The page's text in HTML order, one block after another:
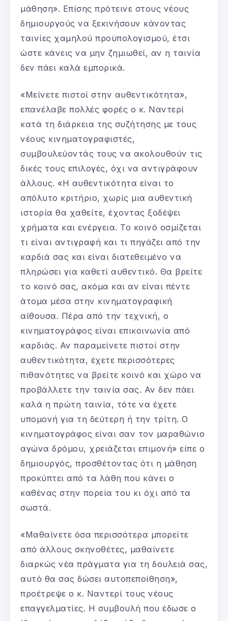
μάθηση». Επίσης πρότεινε στους νέους
δημιουργούς να ξεκινήσουν κάνοντας
ταινίες χαμηλού προϋπολογισμού, έτσι
ώστε κάνεις να μην ζημιωθεί, αν η ταινία
δεν πάει καλά εμπορικά.
«Μείνετε πιστοί στην αυθεντικότητα»,
επανέλαβε πολλές φορές ο κ. Ναντερί
κατά τη διάρκεια της συζήτησης με τους
νέους κινηματογραφιστές,
συμβουλεύοντάς τους να ακολουθούν τις
δικές τους επιλογές, όχι να αντιγράφουν
άλλους. «Η αυθεντικότητα είναι το
απόλυτο κριτήριο, χωρίς μια αυθεντική
ιστορία θα χαθείτε, έχοντας ξοδέψει
χρήματα και ενέργεια. Το κοινό οσμίζεται
τι είναι αντιγραφή και τι πηγάζει από την
καρδιά σας και είναι διατεθειμένο να
πληρώσει για καθετί αυθεντικό. Θα βρείτε
το κοινό σας, ακόμα και αν είναι πέντε
άτομα μέσα στην κινηματογραφική
αίθουσα. Πέρα από την τεχνική, ο
κινηματογράφος είναι επικοινωνία από
καρδιάς. Αν παραμείνετε πιστοί στην
αυθεντικότητα, έχετε περισσότερες
πιθανότητες να βρείτε κοινό και χώρο να
προβάλλετε την ταινία σας. Αν δεν πάει
καλά η πρώτη ταινία, τότε να έχετε
υπομονή για τη δεύτερη ή την τρίτη. Ο
κινηματογράφος είναι σαν τον μαραθώνιο
αγώνα δρόμου, χρειάζεται επιμονή» είπε ο
δημιουργός, προσθέτοντας ότι η μάθηση
προκύπτει από τα λάθη που κάνει ο
καθένας στην πορεία του κι όχι από τα
σωστά.
«Μαθαίνετε όσα περισσότερα μπορείτε
από άλλους σκηνοθέτες, μαθαίνετε
διαρκώς νέα πράγματα για τη δουλειά σας,
αυτό θα σας δώσει αυτοπεποίθηση»,
προέτρεψε ο κ. Ναντερί τους νέους
επαγγελματίες. Η συμβουλή που έδωσε ο